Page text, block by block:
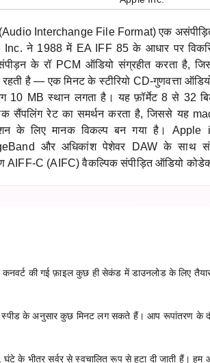
Interchange File Format) एक
Inc. ने 1988 में EA IFF 85 के आधार पर
के रॉ PCM ऑडियो संग्रहीत करता है,
रहती है — एक मिनट के स्टीरियो CD-गुणवत्ता
10 MB स्थान लगता है। यह फ़ॉर्मेट 8 से 32
सैंपलिंग रेट का समर्थन करता है, जिससे यह
के लिए मानक विकल्प बन गया है। Apple
और अधिकांश पेशेवर DAW के साथ
AIFF-C (AIFC) वैकल्पिक संपीड़ित ऑडियो
की गई फ़ाइल कुछ ही सेकंड में डाउनलोड के लिए तैयार
के अनुसार कुछ मिनट लग सकते हैं। आप रूपांतरण के
के भीतर सर्वर से स्वचालित रूप से हटा दी जाती हैं। हम